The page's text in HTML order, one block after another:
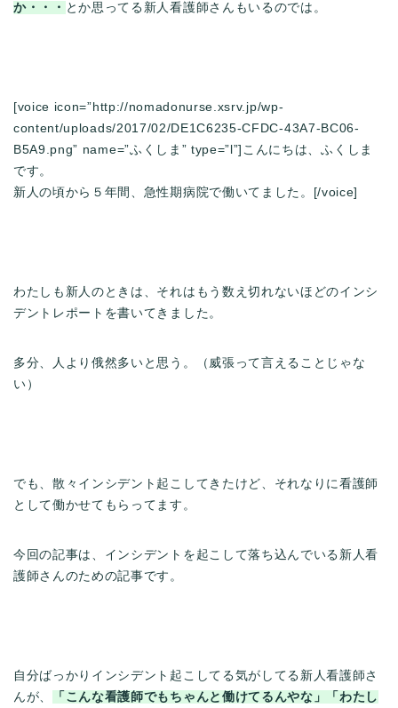
か・・・ とか思ってる新人看護師さんもいるのでは。
[voice icon=”http://nomadonurse.xsrv.jp/wp-
content/uploads/2017/02/DE1C6235-CFDC-43A7-BC06-
B5A9.png” name=”ふくしま” type=”l”]こんにちは、ふくしま
です。
新人の頃から５年間、急性期病院で働いてました。[/voice]
わたしも新人のときは、それはもう数え切れないほどのインシ
デントレポートを書いてきました。
多分、人より俄然多いと思う。（威張って言えることじゃな
い）
でも、散々インシデント起こしてきたけど、それなりに看護師
として働かせてもらってます。
今回の記事は、インシデントを起こして落ち込んでいる新人看
護師さんのための記事です。
自分ばっかりインシデント起こしてる気がしてる新人看護師さ
んが、
「こんな看護師でもちゃんと働けてるんやな」「わたし